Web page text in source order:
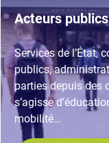
Acteurs publics
Services de l’État,
publics,
parties depuis des
s’agisse
mobilité…